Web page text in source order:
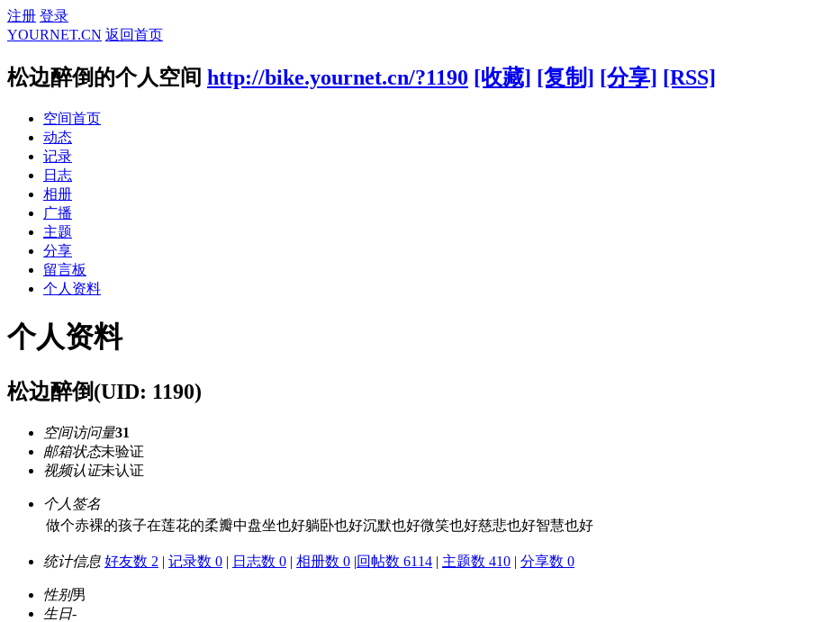
注册 登录
YOURNET.CN 返回首页
松边醉倒的个人空间 http://bike.yournet.cn/?1190 [收藏] [复制] [分享] [RSS]
空间首页
动态
记录
日志
相册
广播
主题
分享
留言板
个人资料
个人资料
松边醉倒(UID: 1190)
空间访问量31
邮箱状态未验证
视频认证未认证
个人签名
做个赤裸的孩子在莲花的柔瓣中盘坐也好躺卧也好沉默也好微笑也好慈悲也好智慧也好
统计信息 好友数 2 | 记录数 0 | 日志数 0 | 相册数 0 |回帖数 6114 | 主题数 410 | 分享数 0
性别男
生日-